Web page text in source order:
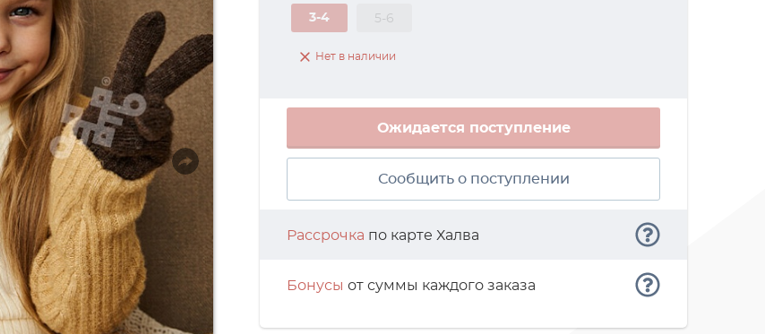
3-4 5-6
Нет в наличии
Ожидается поступление
Сообщить о поступлении
Рассрочка по карте Халва
Бонусы от суммы каждого заказа